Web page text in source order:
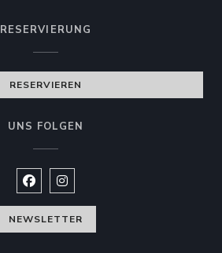
RESERVIERUNG
RESERVIEREN
UNS FOLGEN
Facebook ((öffnet ein neues
Instagram ((öffnet ein neues
NEWSLETTER